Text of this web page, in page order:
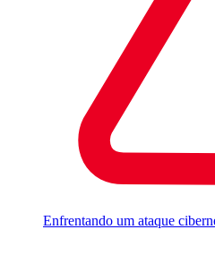
Enfrentando um ataque